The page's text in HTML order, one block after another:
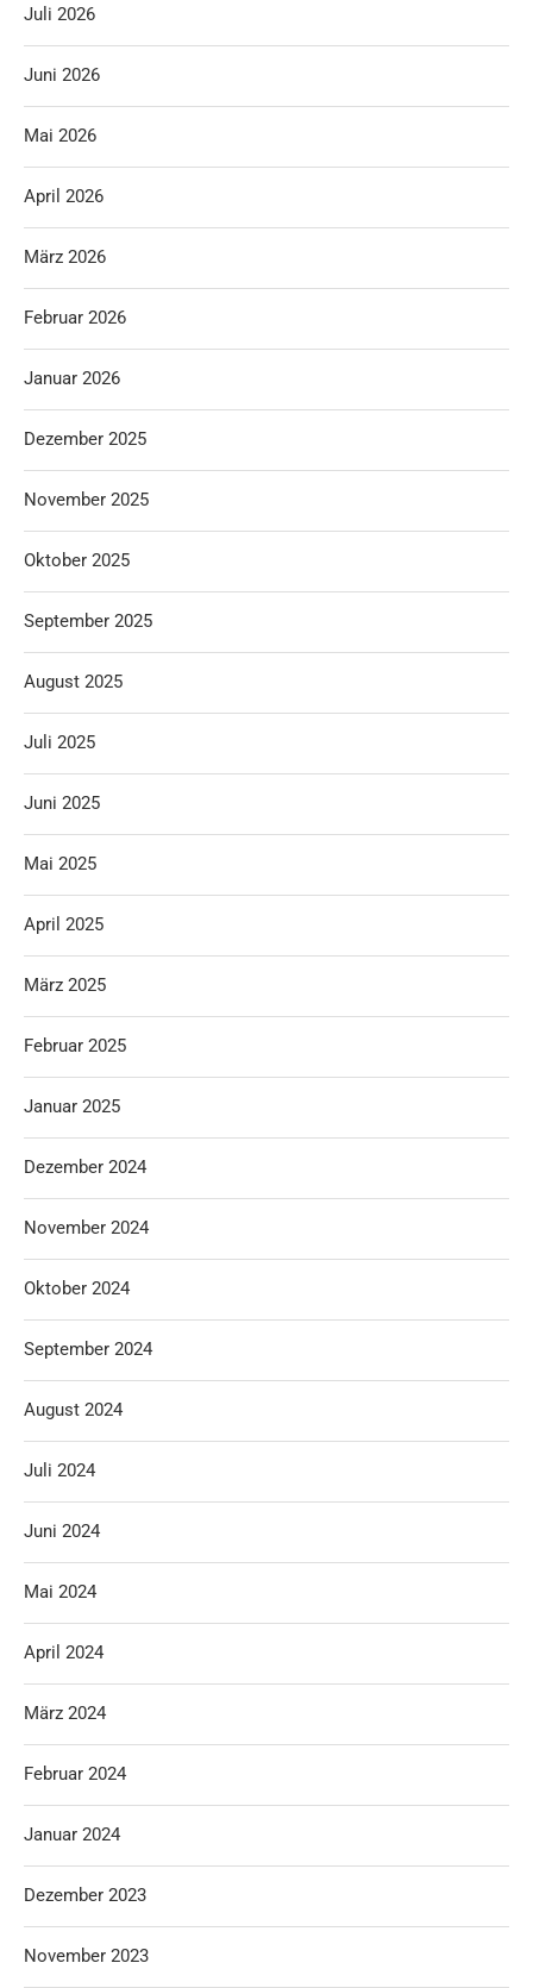
Juli 2026
Juni 2026
Mai 2026
April 2026
März 2026
Februar 2026
Januar 2026
Dezember 2025
November 2025
Oktober 2025
September 2025
August 2025
Juli 2025
Juni 2025
Mai 2025
April 2025
März 2025
Februar 2025
Januar 2025
Dezember 2024
November 2024
Oktober 2024
September 2024
August 2024
Juli 2024
Juni 2024
Mai 2024
April 2024
März 2024
Februar 2024
Januar 2024
Dezember 2023
November 2023